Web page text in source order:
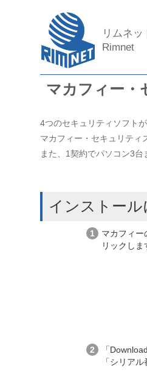
リムネッ
Rimnet
マカフィー・
4つのセキュリティソフト
マカフィー・セキュリティ
また、1契約でパソコン3
インストール
マカフィー
リックしま
「
「シリア